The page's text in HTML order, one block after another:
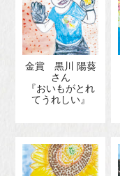
金賞 黒川 陽葵
さん
『おいもがとれ
てうれしい』